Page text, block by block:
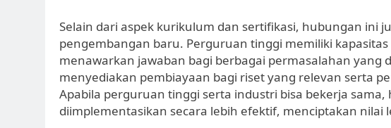
Selain dari aspek kurikulum dan sertifikasi, hubungan ini
pengembangan baru. Perguruan tinggi memiliki
menawarkan jawaban bagi berbagai permasalahan yang
menyediakan pembiayaan bagi riset yang relevan serta
Apabila perguruan tinggi serta industri bisa bekerja sama,
diimplementasikan secara lebih efektif, menciptakan nilai